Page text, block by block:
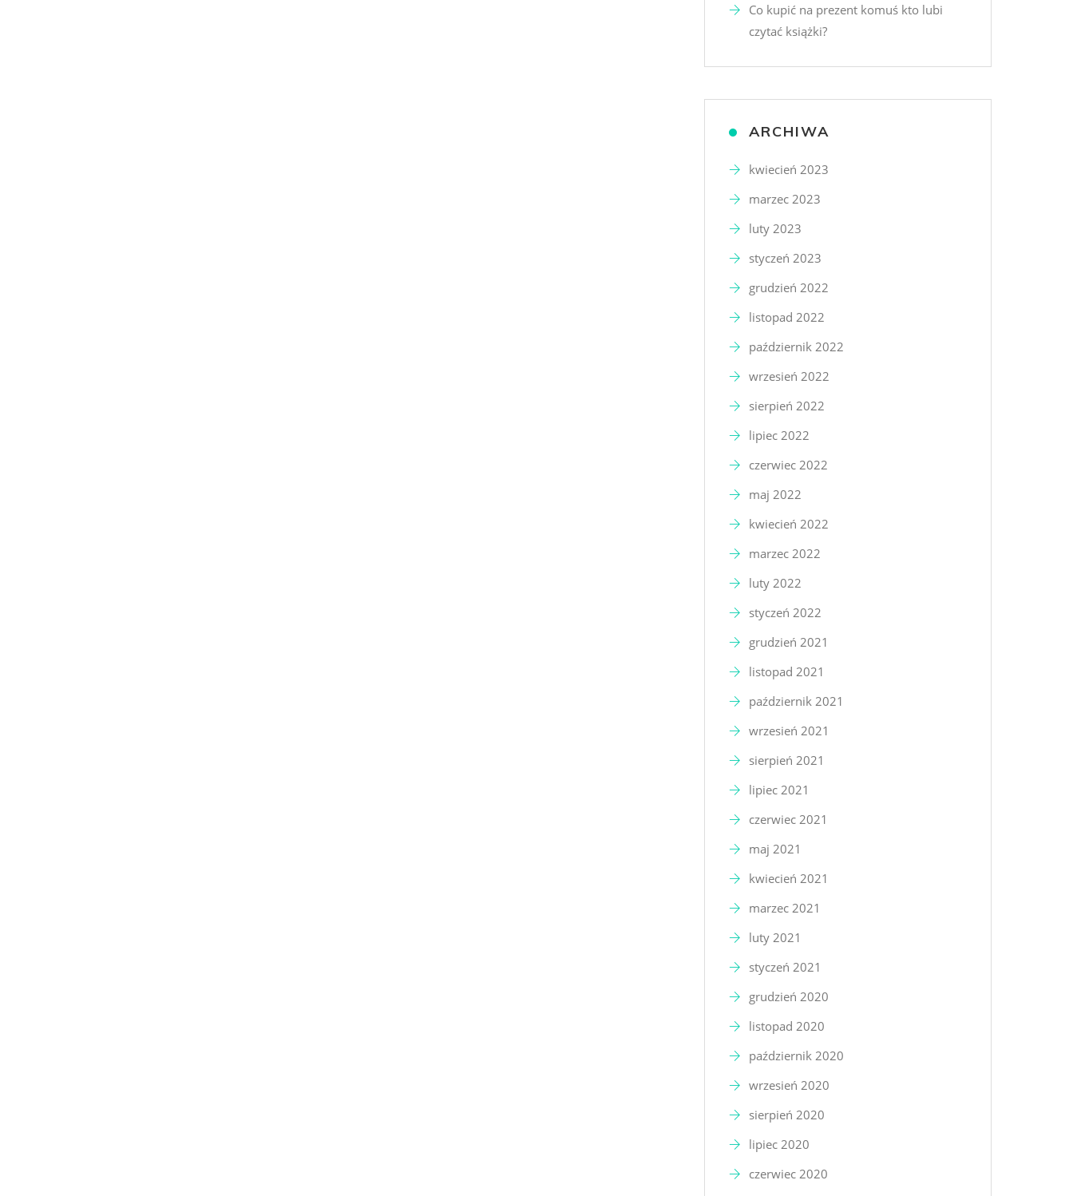
Co kupić na prezent komuś kto lubi
czytać książki?
ARCHIWA
kwiecień 2023
marzec 2023
luty 2023
styczeń 2023
grudzień 2022
listopad 2022
październik 2022
wrzesień 2022
sierpień 2022
lipiec 2022
czerwiec 2022
maj 2022
kwiecień 2022
marzec 2022
luty 2022
styczeń 2022
grudzień 2021
listopad 2021
październik 2021
wrzesień 2021
sierpień 2021
lipiec 2021
czerwiec 2021
maj 2021
kwiecień 2021
marzec 2021
luty 2021
styczeń 2021
grudzień 2020
listopad 2020
październik 2020
wrzesień 2020
sierpień 2020
lipiec 2020
czerwiec 2020